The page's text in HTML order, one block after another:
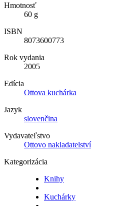
Hmotnosť
60 g
ISBN
8073600773
Rok vydania
2005
Edícia
Ottova kuchárka
Jazyk
slovenčina
Vydavateľstvo
Ottovo nakladatelství
Kategorizácia
Knihy
Kuchárky